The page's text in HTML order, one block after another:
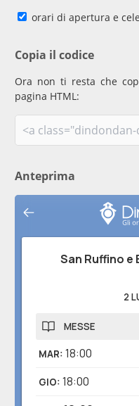
orari di apertura e
Copia il codice
Ora non ti resta che
pagina HTML:
Anteprima